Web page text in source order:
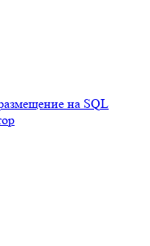
на SQL